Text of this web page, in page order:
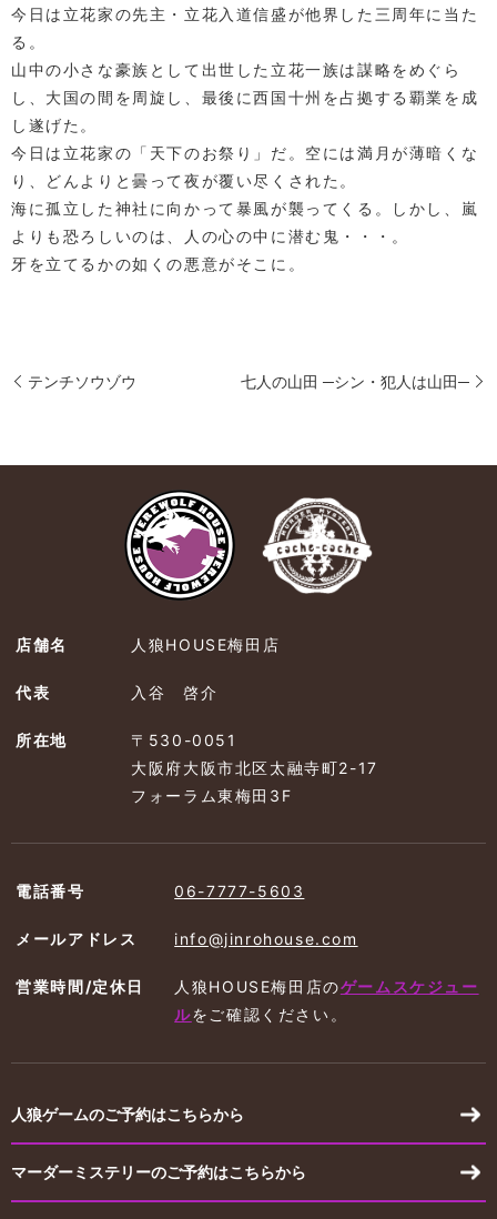
今日は立花家の先主・立花入道信盛が他界した三周年に当た
る。
山中の小さな豪族として出世した立花一族は謀略をめぐら
し、大国の間を周旋し、最後に西国十州を占拠する覇業を成
し遂げた。
今日は立花家の「天下のお祭り」だ。空には満月が薄暗くな
り、どんよりと曇って夜が覆い尽くされた。
海に孤立した神社に向かって暴風が襲ってくる。しかし、嵐
よりも恐ろしいのは、人の心の中に潜む鬼・・・。
牙を立てるかの如くの悪意がそこに。
テンチソウゾウ 七人の山田 ─シン・犯人は山田─
店舗名 人狼HOUSE梅田店
代表 入谷 啓介
所在地
〒530-0051
大阪府大阪市北区太融寺町2-17
フォーラム東梅田3F
電話番号 06-7777-5603
メールアドレス info@jinrohouse.com
営業時間/定休日 人狼HOUSE梅田店のゲームスケジュー
ルを ご確認ください。
人狼ゲームのご予約はこちらから
マーダーミステリーのご予約はこちらから